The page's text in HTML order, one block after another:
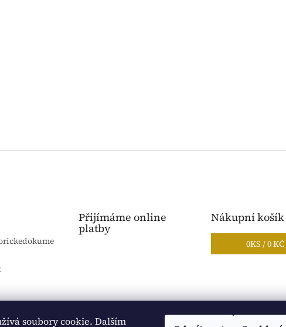
soubory cookie. Dalším
Přijímáme online
platby
Nákupní košík
0KS /0 KČ